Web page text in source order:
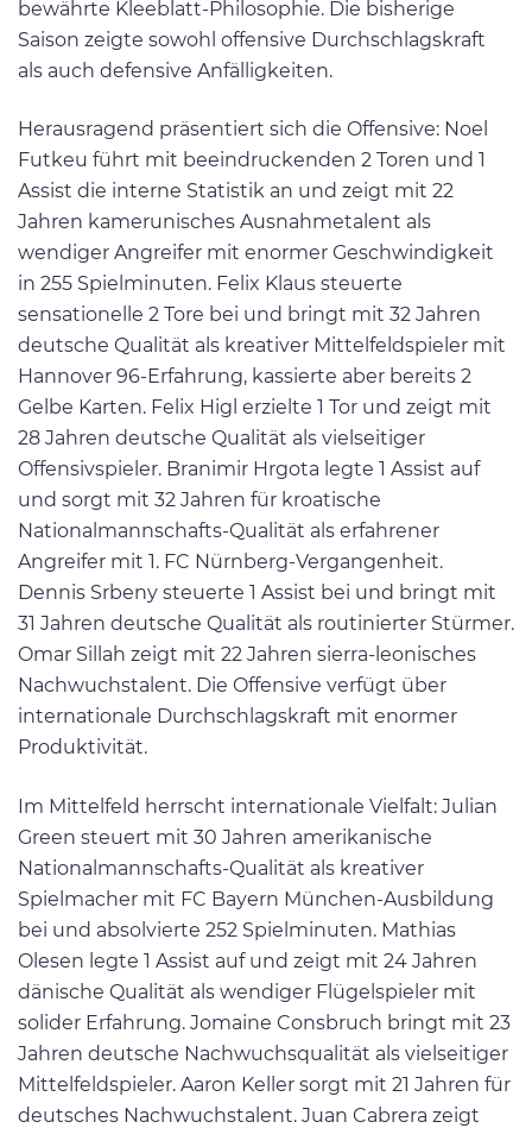
bewährte Kleeblatt-Philosophie. Die bisherige
Saison zeigte sowohl offensive Durchschlagskraft
als auch defensive Anfälligkeiten.
Herausragend präsentiert sich die Offensive: Noel
Futkeu führt mit beeindruckenden 2 Toren und 1
Assist die interne Statistik an und zeigt mit 22
Jahren kamerunisches Ausnahmetalent als
wendiger Angreifer mit enormer Geschwindigkeit
in 255 Spielminuten. Felix Klaus steuerte
sensationelle 2 Tore bei und bringt mit 32 Jahren
deutsche Qualität als kreativer Mittelfeldspieler mit
Hannover 96-Erfahrung, kassierte aber bereits 2
Gelbe Karten. Felix Higl erzielte 1 Tor und zeigt mit
28 Jahren deutsche Qualität als vielseitiger
Offensivspieler. Branimir Hrgota legte 1 Assist auf
und sorgt mit 32 Jahren für kroatische
Nationalmannschafts-Qualität als erfahrener
Angreifer mit 1. FC Nürnberg-Vergangenheit.
Dennis Srbeny steuerte 1 Assist bei und bringt mit
31 Jahren deutsche Qualität als routinierter Stürmer.
Omar Sillah zeigt mit 22 Jahren sierra-leonisches
Nachwuchstalent. Die Offensive verfügt über
internationale Durchschlagskraft mit enormer
Produktivität.
Im Mittelfeld herrscht internationale Vielfalt: Julian
Green steuert mit 30 Jahren amerikanische
Nationalmannschafts-Qualität als kreativer
Spielmacher mit FC Bayern München-Ausbildung
bei und absolvierte 252 Spielminuten. Mathias
Olesen legte 1 Assist auf und zeigt mit 24 Jahren
dänische Qualität als wendiger Flügelspieler mit
solider Erfahrung. Jomaine Consbruch bringt mit 23
Jahren deutsche Nachwuchsqualität als vielseitiger
Mittelfeldspieler. Aaron Keller sorgt mit 21 Jahren für
deutsches Nachwuchstalent. Juan Cabrera zeigt